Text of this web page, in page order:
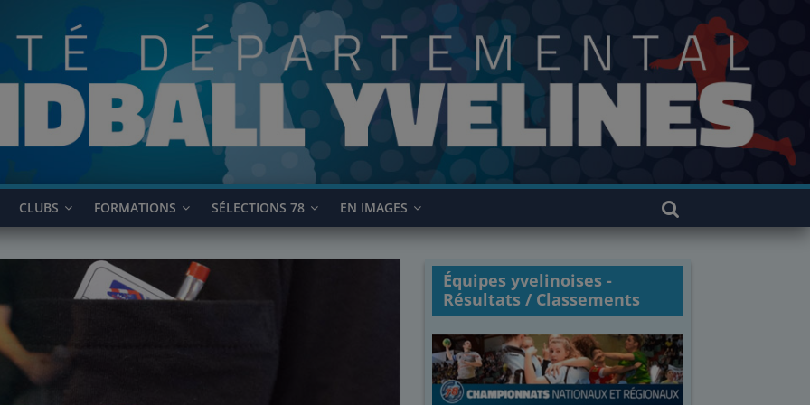
CLUBS FORMATIONS SÉLECTIONS 78 EN IMAGES
Équipes yvelinoises -
Résultats / Classements